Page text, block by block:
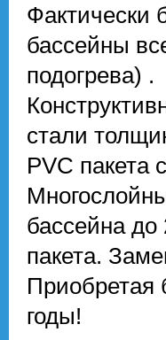
Фактически
бассейны
подогрева) .
стали
PVC пакета
бассейна до
пакета.
Приобретая
годы!